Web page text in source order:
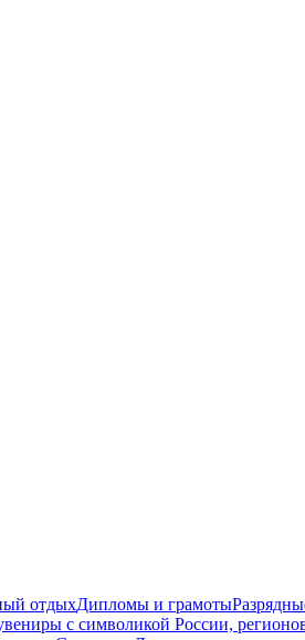
отдыхДипломы и грамоты
с символикой России,